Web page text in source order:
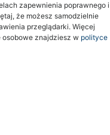
zapewnienia poprawnego i
że możesz samodzielnie
przeglądarki. Więcej
znajdziesz w polityce